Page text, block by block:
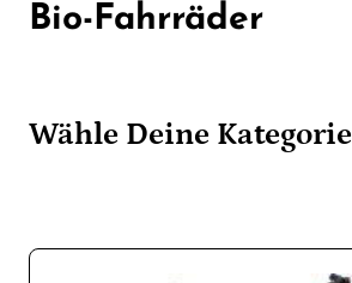
Bio-Fahrräder
Wähle Deine Kategorie